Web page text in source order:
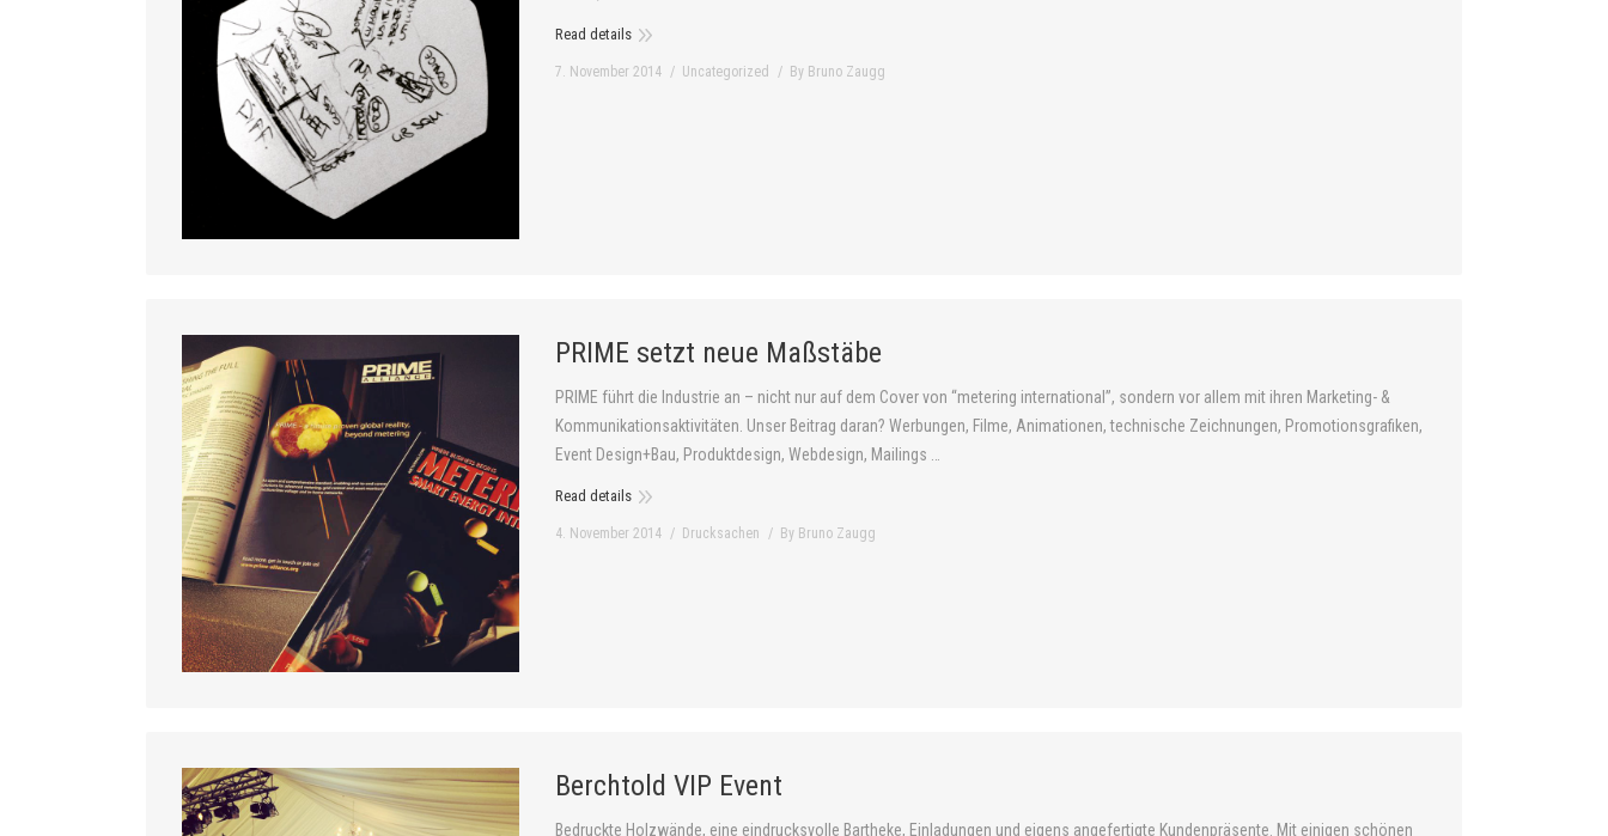
Read details
7. November 2014 Uncategorized By Bruno Zaugg
PRIME setzt neue Maßstäbe
PRIME führt die Industrie an – nicht nur auf dem Cover von “metering international”, sondern vor allem mit ihren Marketing- &
Kommunikationsaktivitäten. Unser Beitrag daran? Werbungen, Filme, Animationen, technische Zeichnungen, Promotionsgrafiken,
Event Design+Bau, Produktdesign, Webdesign, Mailings …
Read details
4. November 2014 Drucksachen By Bruno Zaugg
Berchtold VIP Event
Bedruckte Holzwände, eine eindrucksvolle Bartheke, Einladungen und eigens angefertigte Kundenpräsente. Mit einigen schönen